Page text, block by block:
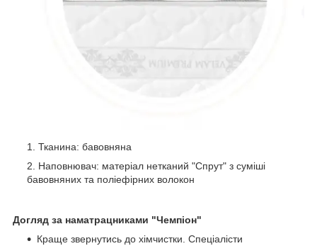
Тканина: бавовняна
Наповнювач: матеріал нетканий "Спрут" з суміші
бавовняних та поліефірних волокон
Догляд за наматрацниками "Чемпіон"
Краще звернутись до хімчистки. Спеціалісти